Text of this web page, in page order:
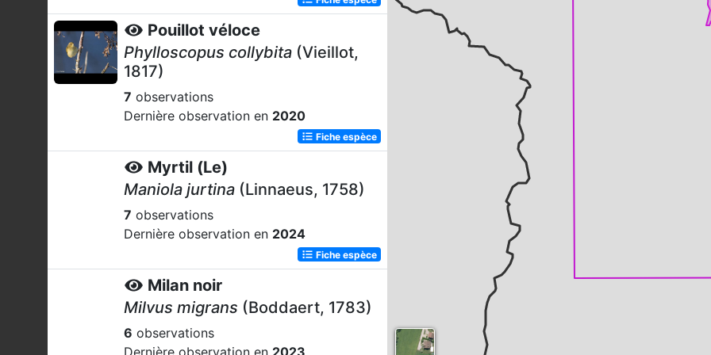
Pouillot véloce
Phylloscopus collybita (Vieillot,
1817)
7 observations
Dernière observation en 2020
Fiche espèce
Myrtil (Le)
Maniola jurtina (Linnaeus, 1758)
7 observations
Dernière observation en 2024
Fiche espèce
Milan noir
Milvus migrans (Boddaert, 1783)
6 observations
Dernière observation en 2023